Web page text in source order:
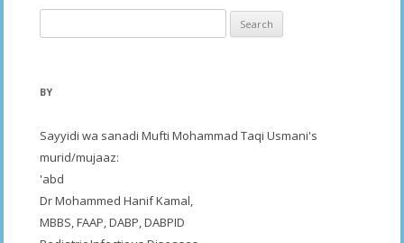
for:
BY
Sayyidi wa sanadi Mufti Mohammad Taqi Usmani's
murid/mujaaz:
'abd
Dr Mohammed Hanif Kamal,
MBBS, FAAP, DABP, DABPID